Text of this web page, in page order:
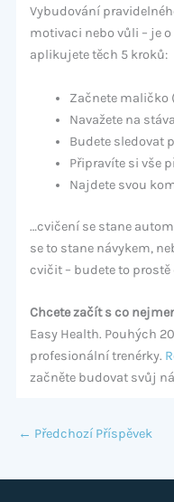
Vybudování
motivaci nebo vůli – je o
aplikujete těch 5 kroků:
Začnete maličko
Navažete na
Budete sledovat
Připravíte si vše
Najdete svou
…cvičení se stane
se to stane návykem,
cvičit – budete to prostě
Chcete začít s co
Easy Health. Pouhých
profesionální trenérky.
začněte budovat svůj
← Předchozí Příspěvek